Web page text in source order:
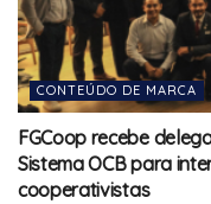
CONTEÚDO DE MARCA
FGCoop recebe
Sistema OCB para
cooperativistas